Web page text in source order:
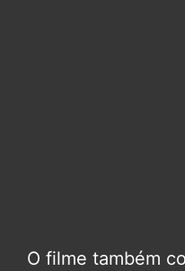
O filme também